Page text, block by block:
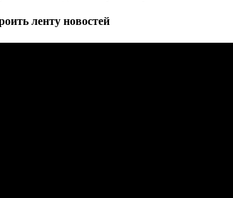
ленту новостей